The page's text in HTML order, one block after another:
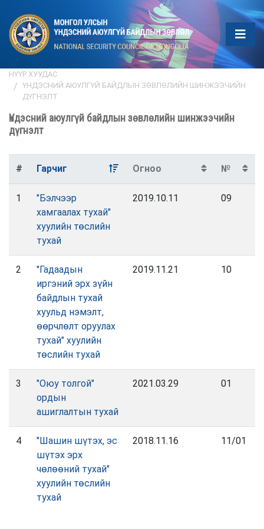
НҮҮР ХУУДАС
ҮНДЭСНИЙ АЮУЛГҮЙ БАЙДЛЫН ЗӨВЛӨЛИЙН ШИНЖЭЭЧИЙН
ДҮГНЭЛТ
Үндэсний аюулгүй байдлын зөвлөлийн шинжээчийн
дүгнэлт
# Гарчиг Огноо №
1
"Бэлчээр
хамгаалах тухай"
хуулийн төслийн
тухай
2019.10.11 09
2
"Гадаадын
иргэний эрх зүйн
байдлын тухай
хуульд нэмэлт,
өөрчлөлт оруулах
тухай" хуулийн
төслийн тухай
2019.11.21 10
3
"Оюу толгой"
ордын
ашиглалтын тухай
2021.03.29 01
4
"Шашин шүтэх, эс
шүтэх эрх
чөлөөний тухай"
хуулийн төслийн
тухай
2018.11.16 11/01